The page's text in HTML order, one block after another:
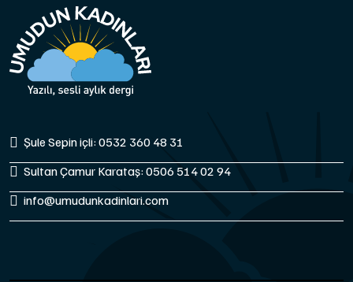
Şule Sepin içli: 0532 360 48 31
Sultan Çamur Karataş: 0506 514 02 94
info@umudunkadinlari.com